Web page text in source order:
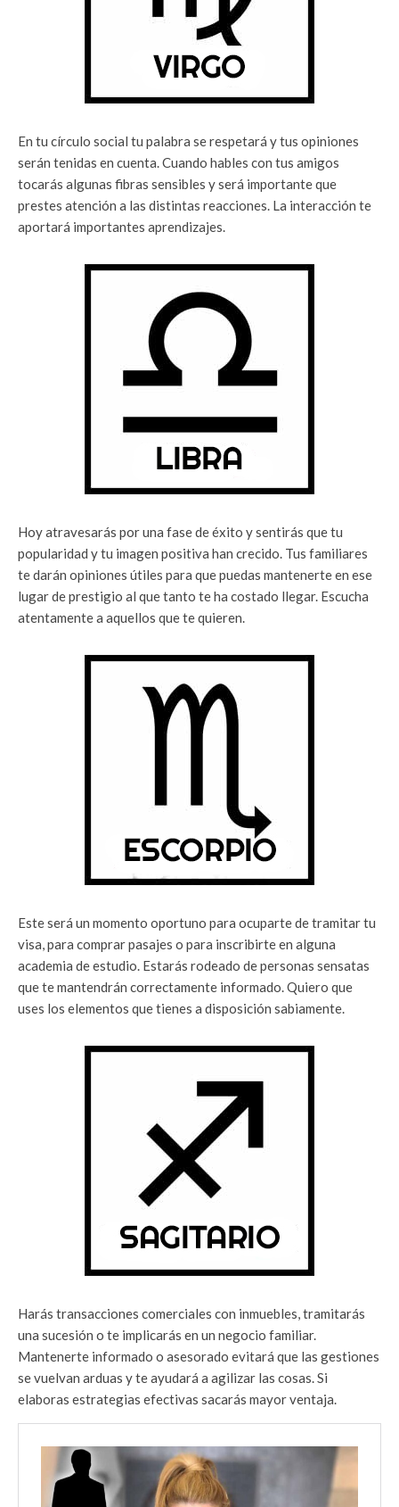
En tu círculo social tu palabra se respetará y tus opiniones
serán tenidas en cuenta. Cuando hables con tus amigos
tocarás algunas fibras sensibles y será importante que
prestes atención a las distintas reacciones. La interacción te
aportará importantes aprendizajes.
Hoy atravesarás por una fase de éxito y sentirás que tu
popularidad y tu imagen positiva han crecido. Tus familiares
te darán opiniones útiles para que puedas mantenerte en ese
lugar de prestigio al que tanto te ha costado llegar. Escucha
atentamente a aquellos que te quieren.
Este será un momento oportuno para ocuparte de tramitar tu
visa, para comprar pasajes o para inscribirte en alguna
academia de estudio. Estarás rodeado de personas sensatas
que te mantendrán correctamente informado. Quiero que
uses los elementos que tienes a disposición sabiamente.
Harás transacciones comerciales con inmuebles, tramitarás
una sucesión o te implicarás en un negocio familiar.
Mantenerte informado o asesorado evitará que las gestiones
se vuelvan arduas y te ayudará a agilizar las cosas. Si
elaboras estrategias efectivas sacarás mayor ventaja.